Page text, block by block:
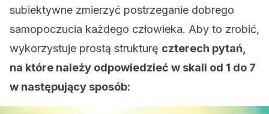
subiektywne zmierzyć postrzeganie dobrego
samopoczucia każdego człowieka. Aby to zrobić,
wykorzystuje prostą strukturę czterech pytań,
na które należy odpowiedzieć w skali od 1 do 7
w następujący sposób: